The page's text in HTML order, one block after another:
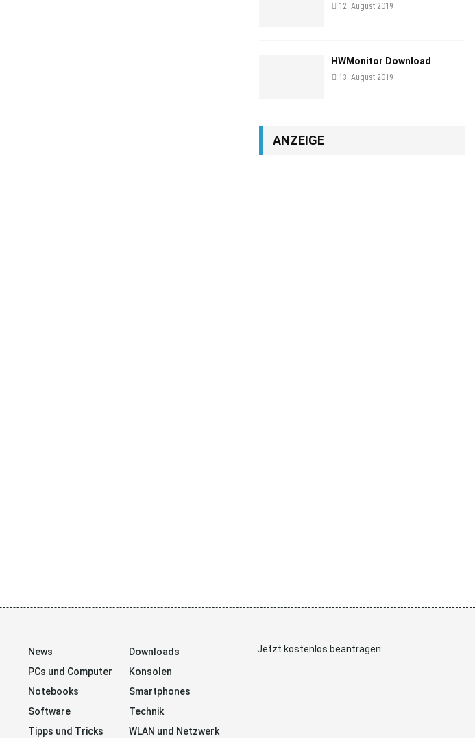
12. August 2019
HWMonitor Download
13. August 2019
ANZEIGE
News
Downloads
PCs und Computer
Konsolen
Notebooks
Smartphones
Software
Technik
Tipps und Tricks
WLAN und Netzwerk
Jetzt kostenlos beantragen: